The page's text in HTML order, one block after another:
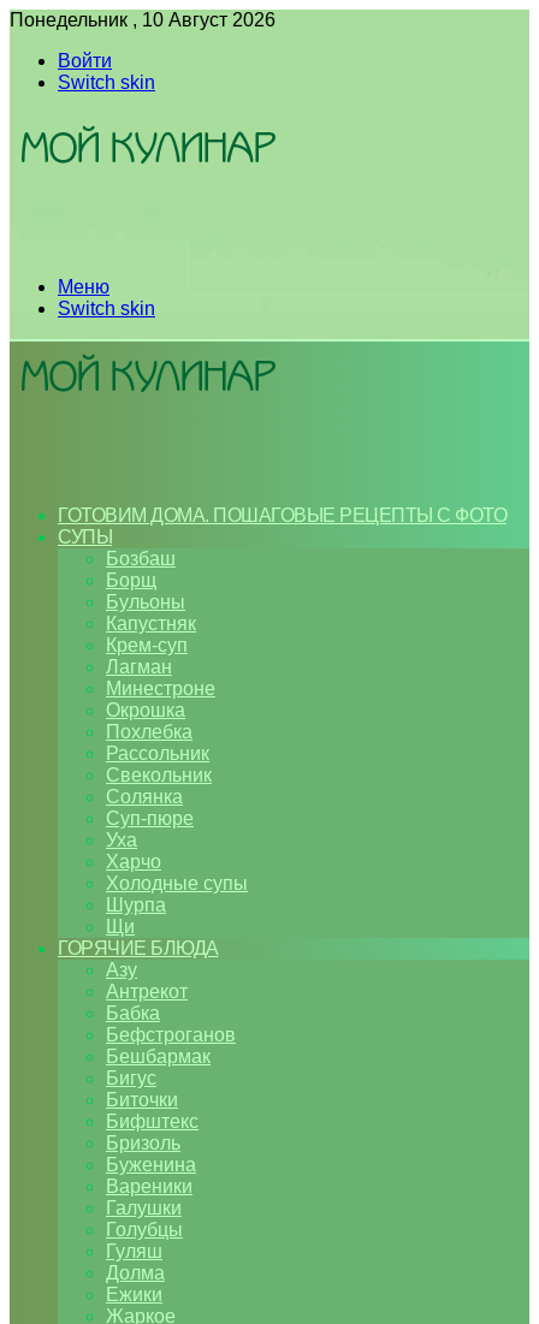
Понедельник , 10 Август 2026
Войти
Switch skin
Меню
Switch skin
ГОТОВИМ ДОМА. ПОШАГОВЫЕ РЕЦЕПТЫ С ФОТО
СУПЫ
Бозбаш
Борщ
Бульоны
Капустняк
Крем-суп
Лагман
Минестроне
Окрошка
Похлебка
Рассольник
Свекольник
Солянка
Суп-пюре
Уха
Харчо
Холодные супы
Шурпа
Щи
ГОРЯЧИЕ БЛЮДА
Азу
Антрекот
Бабка
Бефстроганов
Бешбармак
Бигус
Биточки
Бифштекс
Бризоль
Буженина
Вареники
Галушки
Голубцы
Гуляш
Долма
Ежики
Жаркое